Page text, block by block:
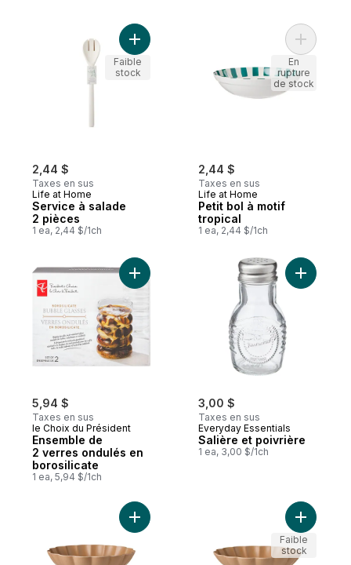
2,44 $
Taxes en sus
Life at Home
Service à salade
2 pièces
1 ea, 2,44 $/1ch
Ajouter Service à salade 2 pièces au
Faible
stock
2,44 $
Taxes en sus
Life at Home
Petit bol à motif
tropical
1 ea, 2,44 $/1ch
Ajouter
En
rupture
de stock
5,94 $
Taxes en sus
le Choix du Président
Ensemble de
2 verres ondulés en
borosilicate
1 ea, 5,94 $/1ch
Ajouter Ensemble de 2 verres ondulés
3,00 $
Taxes en sus
Everyday Essentials
Salière et poivrière
1 ea, 3,00 $/1ch
Ajouter
Ajouter Grand bol festonné – moka au
Ajouter
Faible
stock